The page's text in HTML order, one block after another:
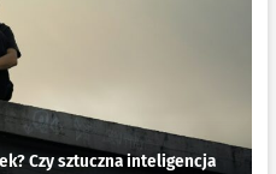
Czy sztuczna inteligencja